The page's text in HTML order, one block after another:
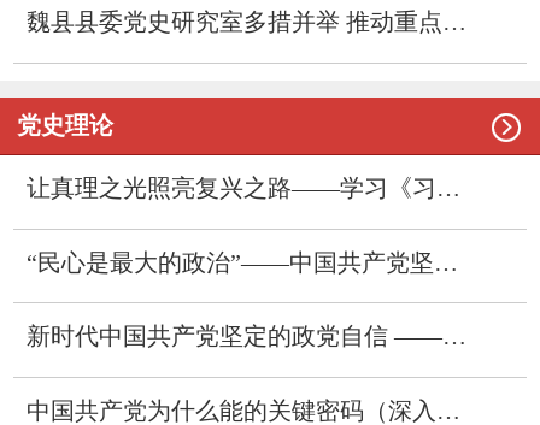
魏县县委党史研究室多措并举 推动重点工作取得新成效
党史理论 
让真理之光照亮复兴之路——学习《习近平谈治国理政》第一至五卷
“民心是最大的政治”——中国共产党坚持人民至上的经验与启示
新时代中国共产党坚定的政党自信 ——学习习近平总书记在庆祝中国共产党成立105周年大会上的重要讲话
中国共产党为什么能的关键密码（深入学习贯彻习近平新时代中国特色社会主义思想）